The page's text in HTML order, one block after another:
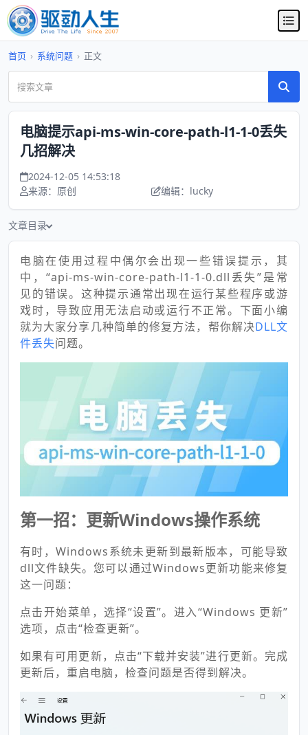
首页 › 系统问题 › 正文
电脑提示api-ms-win-core-path-l1-1-0丢失
几招解决
2024-12-05 14:53:18
来源：原创
编辑：lucky
文章目录
电脑在使用过程中偶尔会出现一些错误提示，其
中，“api-ms-win-core-path-l1-1-0.dll丢失”是常
见的错误。这种提示通常出现在运行某些程序或游
戏时，导致应用无法启动或运行不正常。下面小编
就为大家分享几种简单的修复方法，帮你解决DLL文
件丢失问题。
第一招：更新Windows操作系统
有时，Windows系统未更新到最新版本，可能导致
dll文件缺失。您可以通过Windows更新功能来修复
这一问题：
点击开始菜单，选择“设置”。进入“Windows 更新”
选项，点击“检查更新”。
如果有可用更新，点击“下载并安装”进行更新。完成
更新后，重启电脑，检查问题是否得到解决。